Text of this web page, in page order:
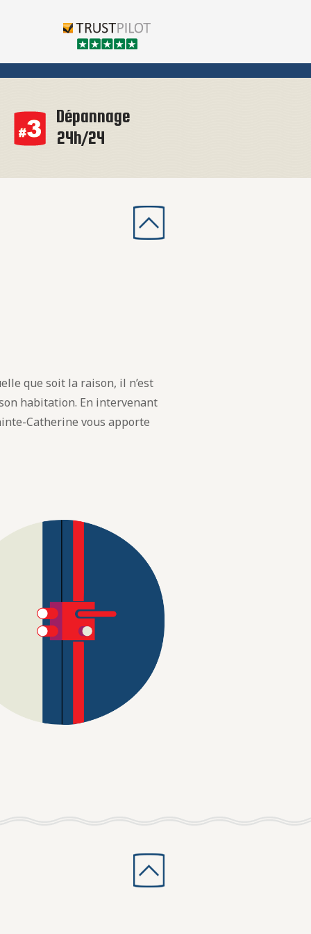
Dépannage
24h/24
que soit la raison, il n’est
habitation. En intervenant
Catherine vous apporte